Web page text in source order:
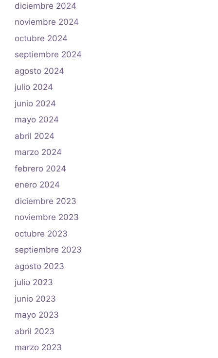
diciembre 2024
noviembre 2024
octubre 2024
septiembre 2024
agosto 2024
julio 2024
junio 2024
mayo 2024
abril 2024
marzo 2024
febrero 2024
enero 2024
diciembre 2023
noviembre 2023
octubre 2023
septiembre 2023
agosto 2023
julio 2023
junio 2023
mayo 2023
abril 2023
marzo 2023